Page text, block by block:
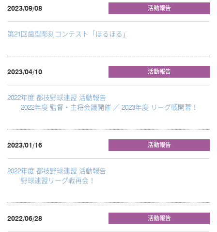
2023/09/08 活動報告
第21回歯型彫刻コンテスト「ほるほる」
2023/04/10 活動報告
2022年度 都技野球連盟 活動報告
2022年度 監督・主将会議開催 ／ 2023年度 リーグ戦開幕！
2023/01/16 活動報告
2022年度 都技野球連盟 活動報告
野球連盟リーグ戦再会！
2022/06/28 活動報告